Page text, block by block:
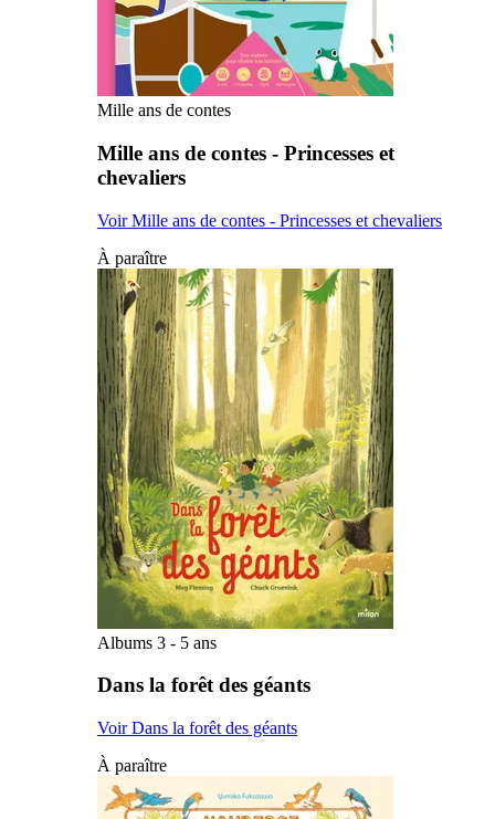
Mille ans de contes
Mille ans de contes - Princesses et
chevaliers
Voir Mille ans de contes - Princesses et chevaliers
À paraître
Albums 3 - 5 ans
Dans la forêt des géants
Voir Dans la forêt des géants
À paraître